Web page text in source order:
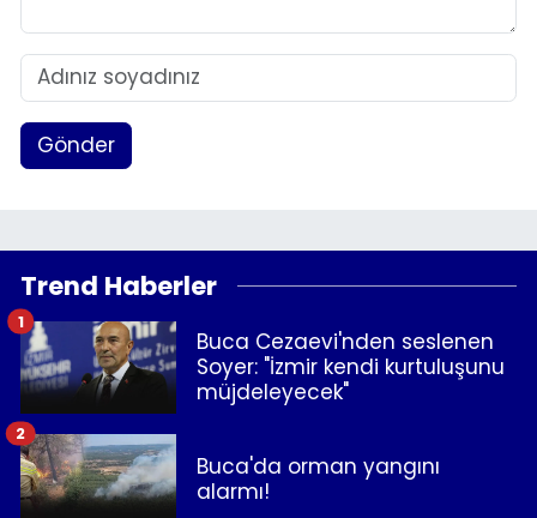
Gönder
Trend Haberler
Buca Cezaevi'nden seslenen
Soyer: "İzmir kendi kurtuluşunu
müjdeleyecek"
1
Buca'da orman yangını
alarmı!
2